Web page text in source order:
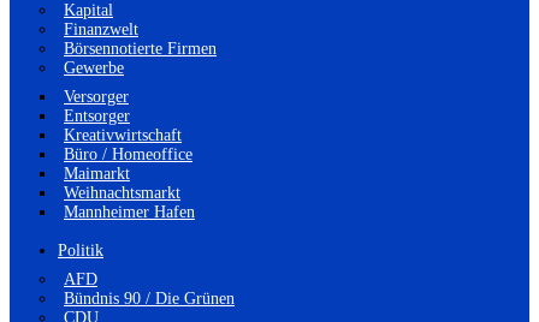
Kapital
Finanzwelt
Börsennotierte Firmen
Gewerbe
Versorger
Entsorger
Kreativwirtschaft
Büro / Homeoffice
Maimarkt
Weihnachtsmarkt
Mannheimer Hafen
Politik
AFD
Bündnis 90 / Die Grünen
CDU